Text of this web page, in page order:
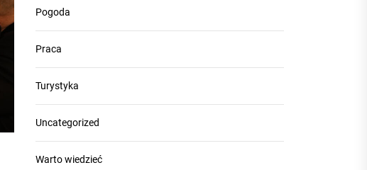
Pogoda
Praca
Turystyka
Uncategorized
Warto wiedzieć